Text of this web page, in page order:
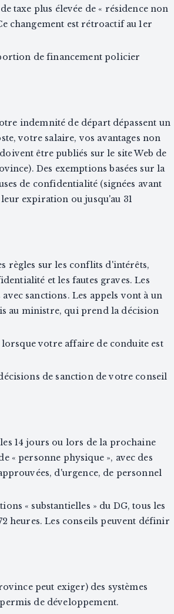
taxe plus élevée de « résidence non
changement est rétroactif au 1er
de financement policier
indemnité de départ dépassent un
votre salaire, vos avantages non
être publiés sur le site Web de
Des exemptions basées sur la
de confidentialité (signées avant
expiration ou jusqu'au 31
règles sur les conflits d'intérêts,
et les fautes graves. Les
sanctions. Les appels vont à un
au ministre, qui prend la décision
votre affaire de conduite est
de sanction de votre conseil
14 jours ou lors de la prochaine
« personne physique », avec des
d'urgence, de personnel
« substantielles » du DG, tous les
heures. Les conseils peuvent définir
peut exiger) des systèmes
de développement.